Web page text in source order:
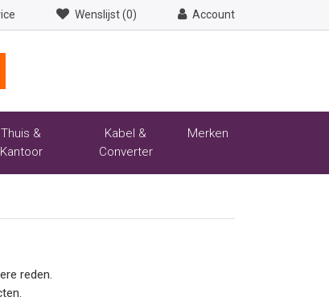
Wenslijst (0) Account
Thuis &
Kantoor
Kabel &
Converter
Merken
reden.